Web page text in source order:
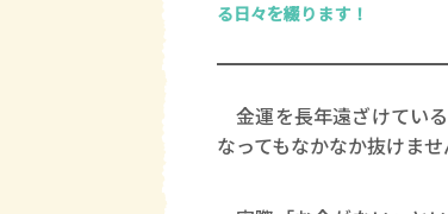
る日々を綴ります！
金運を長年遠ざけてい
なってもなかなか抜けませ